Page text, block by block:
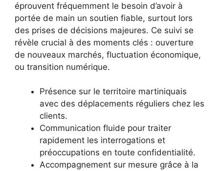
éprouvent fréquemment le besoin d’avoir à
portée de main un soutien fiable, surtout lors
des prises de décisions majeures. Ce suivi se
révèle crucial à des moments clés : ouverture
de nouveaux marchés, fluctuation économique,
ou transition numérique.
Présence sur le territoire martiniquais
avec des déplacements réguliers chez les
clients.
Communication fluide pour traiter
rapidement les interrogations et
préoccupations en toute confidentialité.
Accompagnement sur mesure grâce à la